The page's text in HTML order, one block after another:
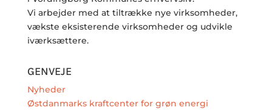
Vi arbejder med at tiltrække nye virksomheder,
vækste eksisterende virksomheder og udvikle
iværksættere.
GENVEJE
Nyheder
Østdanmarks kraftcenter for grøn energi